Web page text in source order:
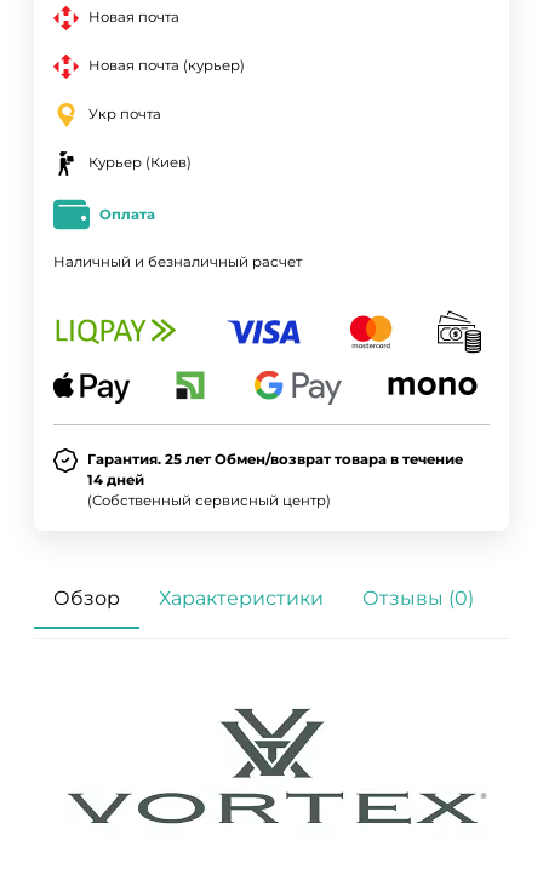
Новая почта
Новая почта (курьер)
Укр почта
Курьер (Киев)
Оплата
Наличный и безналичный расчет
Гарантия. 25 лет Обмен/возврат товара в течение
14 дней
(Собственный сервисный центр)
Обзор Характеристики Отзывы (0)